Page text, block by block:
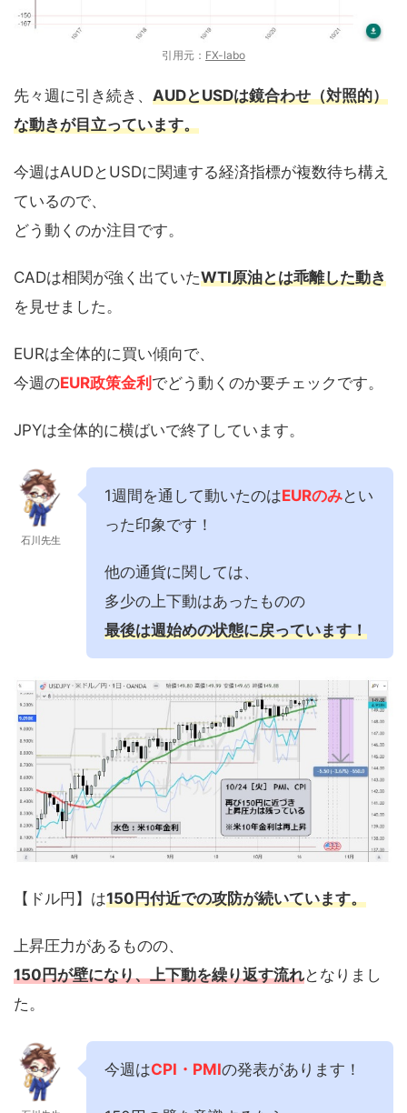
引用元： FX-labo
先々週に引き続き、 AUDとUSDは鏡合わせ（対照的）
な動きが目立っています。
今週はAUDとUSDに関連する経済指標が複数待ち構え
ているので、
どう動くのか注目です。
CADは相関が強く出ていたWTI原油とは乖離した動き
を見せました。
EURは全体的に買い傾向で、
今週のEUR政策金利 でどう動くのか要チェックです。
JPYは全体的に横ばいで終了しています。
石川先生
1週間を通して動いたのはEURのみとい
った印象です！
他の通貨に関しては、
多少の上下動はあったものの
最後は週始めの状態に戻っています！
【ドル円】は150円付近での攻防が続いています。
上昇圧力があるものの、
150円が壁になり、上下動を繰り返す流れとなりまし
た。
今週はCPI・PMIの発表があります！